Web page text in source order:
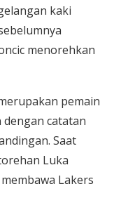
kaki
menorehkan
pemain
catatan
Saat
Luka
Lakers